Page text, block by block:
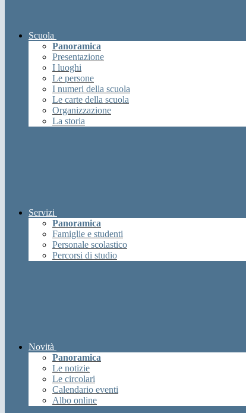
Scuola
Panoramica
Presentazione
I luoghi
Le persone
I numeri della scuola
Le carte della scuola
Organizzazione
La storia
Servizi
Panoramica
Famiglie e studenti
Personale scolastico
Percorsi di studio
Novità
Panoramica
Le notizie
Le circolari
Calendario eventi
Albo online